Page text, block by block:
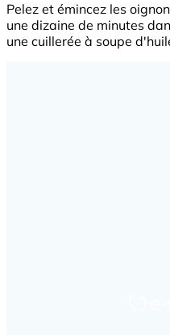
Pelez et émincez les
une dizaine de minutes
une cuillerée à soupe